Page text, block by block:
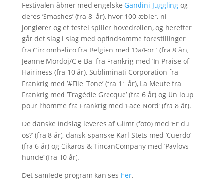
Festivalen åbner med engelske Gandini Jugglingog
deres ’Smashes’ (fra 8. år), hvor 100 æbler, ni
jonglører og et testel spiller hovedrollen, og herefter
går det slag i slag med opfindsomme forestillinger
fra Circ’ombelico fra Belgien med ’Da/Fort’ (fra 8 år),
Jeanne Mordoj/Cie Bal fra Frankrig med ’In Praise of
Hairiness (fra 10 år), Subliminati Corporation fra
Frankrig med ’#File_Tone’ (fra 11 år), La Meute fra
Frankrig med ’Tragédie Grecque’ (fra 6 år) og Un loup
pour l’homme fra Frankrig med ’Face Nord’ (fra 8 år).
De danske indslag leveres af Glimt (foto) med ’Er du
os?’ (fra 8 år), dansk-spanske Karl Stets med ’Cuerdo’
(fra 6 år) og Cikaros & TincanCompany med ’Pavlovs
hunde’ (fra 10 år).
Det samlede program kan ses her.